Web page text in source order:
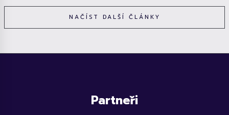
NAČÍST DALŠÍ ČLÁNKY
Partneři